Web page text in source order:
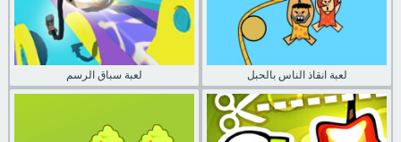
لعبة سباق الرسم لعبة انقاذ الناس بالحبل